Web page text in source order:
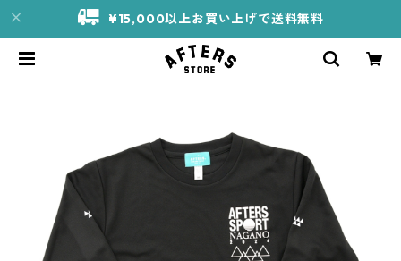
¥15,000以上お買い上げで送料無料